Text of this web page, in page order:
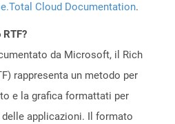
Cloud Documentation.
da Microsoft, il Rich
rappresenta un metodo per
e la grafica formattati per
applicazioni. Il formato